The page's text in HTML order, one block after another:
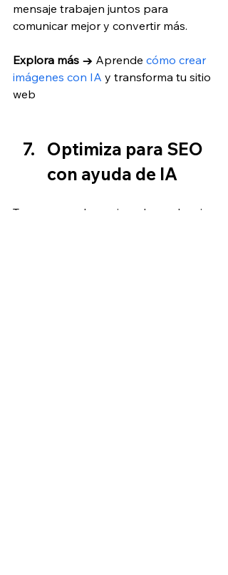
mensaje trabajen juntos para
comunicar mejor y convertir más.
Explora más → Aprende cómo crear
imágenes con IA y transforma tu sitio
web
Optimiza para SEO
con ayuda de IA
Tener una web no sirve de mucho si